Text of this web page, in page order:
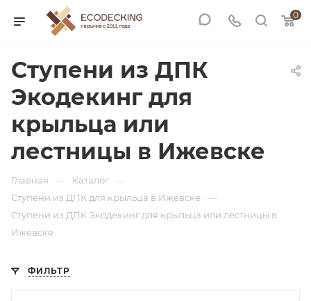
0
Ступени из ДПК
Экодекинг для
крыльца или
лестницы в Ижевске
Главная — Каталог —
Ступени из ДПК для крыльца в Ижевске —
Ступени из ДПК Экодекинг для крыльца или лестницы в
Ижевске
ФИЛЬТР